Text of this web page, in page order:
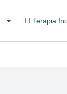
👨‍⚕️ Terapia